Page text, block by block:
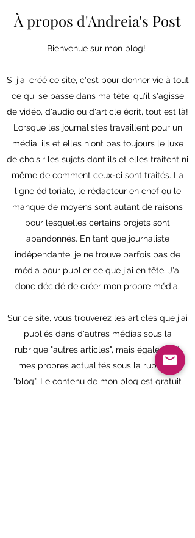
À propos d'Andreia's Post
Bienvenue sur mon blog!
Si j'ai créé ce site, c'est pour donner vie à tout
ce qui se passe dans ma tête: qu'il s'agisse
de vidéo, d'audio ou d'article écrit, tout est là!
Lorsque les journalistes travaillent pour un
média, ils et elles n'ont pas toujours le luxe
de choisir les sujets dont ils et elles traitent ni
même de comment ceux-ci sont traités. La
ligne éditoriale, le rédacteur en chef ou le
manque de moyens sont autant de raisons
pour lesquelles certains projets sont
abandonnés. En tant que journaliste
indépendante, je ne trouve parfois pas de
média pour publier ce que j'ai en tête. J'ai
donc décidé de créer mon propre média.
Sur ce site, vous trouverez les articles que j'ai
publiés dans d'autres médias sous la
rubrique "autres articles", mais également
mes propres actualités sous la rubrique
"blog". Le contenu de mon blog est gratuit